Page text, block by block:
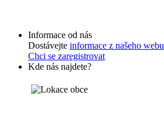
Informace od nás
Dostávejte informace z našeho webu
Chci se zaregistrovat
Kde nás najdete?